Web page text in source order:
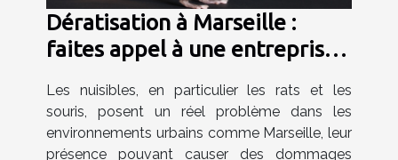
Dératisation à Marseille :
faites appel à une entreprise
Les nuisibles, en particulier les rats et les
souris, posent un réel problème dans les
environnements urbains comme Marseille, leur
présence pouvant causer des dommages